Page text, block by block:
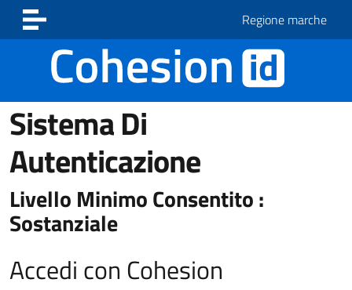
Vai ai contenuti
Vai al footer
Regione marche
Sistema Di
Autenticazione
Livello Minimo Consentito :
Sostanziale
Accedi con Cohesion